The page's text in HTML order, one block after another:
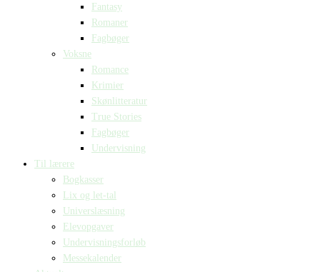
Fantasy
Romaner
Fagbøger
Voksne
Romance
Krimier
Skønlitteratur
True Stories
Fagbøger
Undervisning
Til lærere
Bogkasser
Lix og let-tal
Universlæsning
Elevopgaver
Undervisningsforløb
Messekalender